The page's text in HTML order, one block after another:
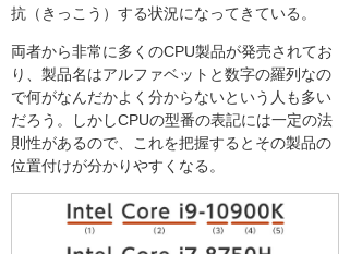
抗（きっこう）する状況になってきている。
両者から非常に多くのCPU製品が発売されてお
り、製品名はアルファベットと数字の羅列なの
で何がなんだかよく分からないという人も多い
だろう。しかしCPUの型番の表記には一定の法
則性があるので、これを把握するとその製品の
位置付けが分かりやすくなる。